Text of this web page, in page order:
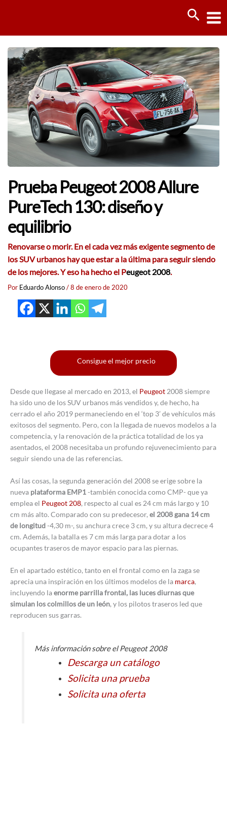
Prueba Peugeot 2008 Allure
PureTech 130: diseño y
equilibrio
Renovarse o morir. En el cada vez más exigente segmento de
los SUV urbanos hay que estar a la última para seguir siendo
de los mejores. Y eso ha hecho el Peugeot 2008.
Por Eduardo Alonso/8 de enero de 2020
Consigue el mejor precio
Desde que llegase al mercado en 2013, el Peugeot 2008 siempre
ha sido uno de los SUV urbanos más vendidos y, de hecho, ha
cerrado el año 2019 permaneciendo en el ‘top 3’ de vehículos más
exitosos del segmento. Pero, con la llegada de nuevos modelos a la
competencia, y la renovación de la práctica totalidad de los ya
asentados, el 2008 necesitaba un profundo rejuvenecimiento para
seguir siendo una de las referencias.
Así las cosas, la segunda generación del 2008 se erige sobre la
nueva plataforma EMP1-también conocida como CMP- que ya
emplea el Peugeot 208, respecto al cual es 24 cm más largo y 10
cm más alto. Comparado con su predecesor, el 2008 gana 14 cm
de longitud-4,30 m-, su anchura crece 3 cm, y su altura decrece 4
cm. Además, la batalla es 7 cm más larga para dotar a los
ocupantes traseros de mayor espacio para las piernas.
En el apartado estético, tanto en el frontal como en la zaga se
aprecia una inspiración en los últimos modelos de la marca,
incluyendo laenorme parrilla frontal, las luces diurnas que
simulan los colmillos de un león, y los pilotos traseros led que
reproducen sus garras.
Más información sobre el Peugeot 2008
Descarga un catálogo
Solicita una prueba
Solicita una oferta